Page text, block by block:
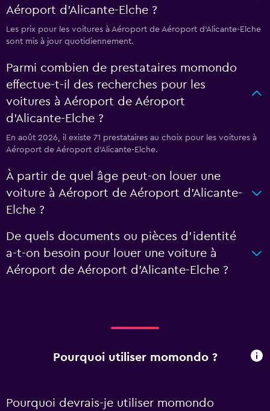
Aéroport d'Alicante-Elche ?
Les prix pour les voitures à Aéroport de Aéroport d'Alicante-Elche
sont mis à jour quotidiennement.
Parmi combien de prestataires momondo
effectue-t-il des recherches pour les
voitures à Aéroport de Aéroport
d'Alicante-Elche ?
En août 2026, il existe 71 prestataires au choix pour les voitures à
Aéroport de Aéroport d'Alicante-Elche.
À partir de quel âge peut-on louer une
voiture à Aéroport de Aéroport d'Alicante-
Elche ?
De quels documents ou pièces d'identité
a-t-on besoin pour louer une voiture à
Aéroport de Aéroport d'Alicante-Elche ?
Pourquoi utiliser momondo ?
Pourquoi devrais-je utiliser momondo